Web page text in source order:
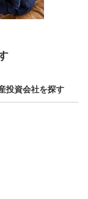
投資会社を探す